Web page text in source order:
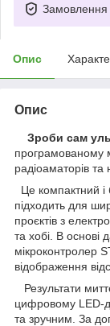
Замовлення
Опис
Опис
Зроби сам
програмованому
радіоаматорів та
Це компактний і
підходить для
проєктів з
та хобі. В основі
мікроконтролер
відображення
Результати
цифровому LED-
та зручним. За